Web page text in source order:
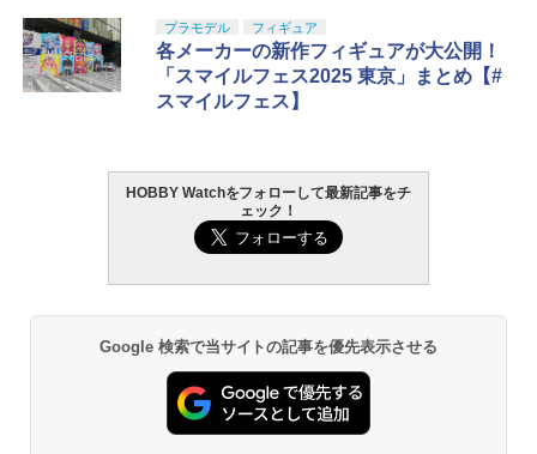
プラモデル フィギュア
各メーカーの新作フィギュアが大公開！
「スマイルフェス2025 東京」まとめ【#
スマイルフェス】
HOBBY Watchをフォローして最新記事をチ
ェック！
Google 検索で当サイトの記事を優先表示させる